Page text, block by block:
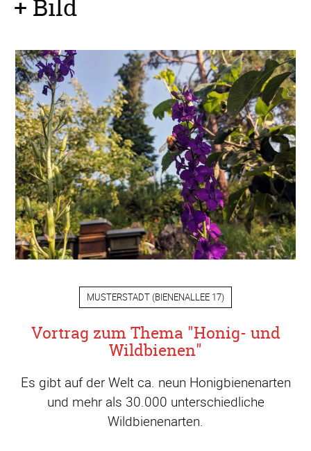
+ Bild
MUSTERSTADT (BIENENALLEE 17)
Vortrag zum Thema "Honig- und
Wildbienen"
Es gibt auf der Welt ca. neun Honigbienenarten
und mehr als 30.000 unterschiedliche
Wildbienenarten.